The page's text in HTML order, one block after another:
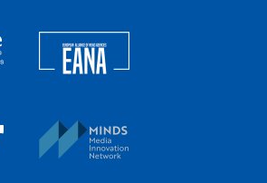
The Assocoation of the Balkan News Agencies
European Newsroom